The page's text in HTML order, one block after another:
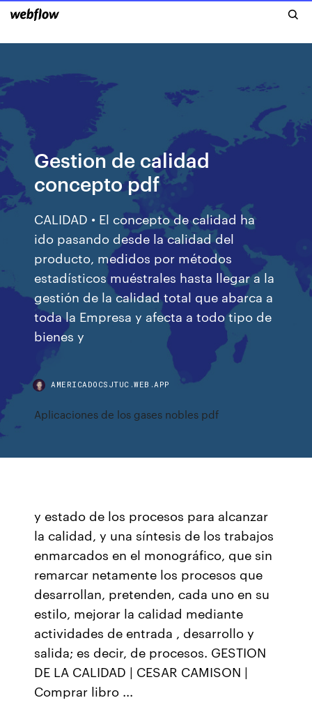
Gestion de calidad
concepto pdf
CALIDAD • El concepto de calidad ha
ido pasando desde la calidad del
producto, medidos por métodos
estadísticos muéstrales hasta llegar a la
gestión de la calidad total que abarca a
toda la Empresa y afecta a todo tipo de
bienes y
AMERICADOCSJTUC.WEB.APP
Aplicaciones de los gases nobles pdf
y estado de los procesos para alcanzar
la calidad, y una síntesis de los trabajos
enmarcados en el monográfico, que sin
remarcar netamente los procesos que
desarrollan, pretenden, cada uno en su
estilo, mejorar la calidad mediante
actividades de entrada , desarrollo y
salida; es decir, de procesos. GESTION
DE LA CALIDAD | CESAR CAMISON |
Comprar libro ...